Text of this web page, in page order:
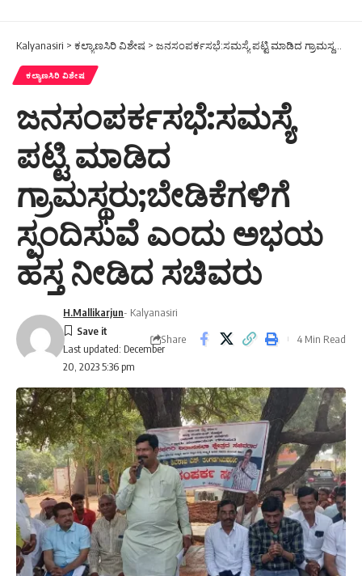
Kalyanasiri > ಕಲ್ಯಾಣಸಿರಿ ವಿಶೇಷ > ಜನಸಂಪರ್ಕಸಭೆ:ಸಮಸ್ಯೆ ಪಟ್ಟಿ ಮಾಡಿದ ಗ್ರಾಮಸ್ಥರು;ಬೇಡಿಕೆಗಳಿಗೆ ಸ್ಪಂದಿಸುವೆ ಎಂದು ಅಭಯ ಹಸ್ತ ನೀಡಿದ ಸಚಿವರು
ಕಲ್ಯಾಣಸಿರಿ ವಿಶೇಷ
ಜನಸಂಪರ್ಕಸಭೆ:ಸಮಸ್ಯೆ
ಪಟ್ಟಿ ಮಾಡಿದ
ಗ್ರಾಮಸ್ಥರು;ಬೇಡಿಕೆಗಳಿಗೆ
ಸ್ಪಂದಿಸುವೆ ಎಂದು ಅಭಯ
ಹಸ್ತ ನೀಡಿದ ಸಚಿವರು
Last updated: December
20, 2023 5:36 pm
H.Mallikarjun- Kalyanasiri
Share 4 Min Read